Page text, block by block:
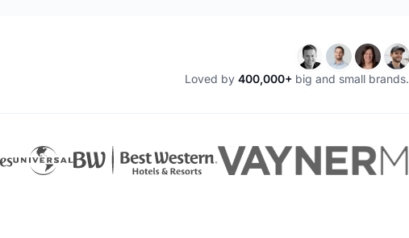
Loved by 400,000+big and small brands.